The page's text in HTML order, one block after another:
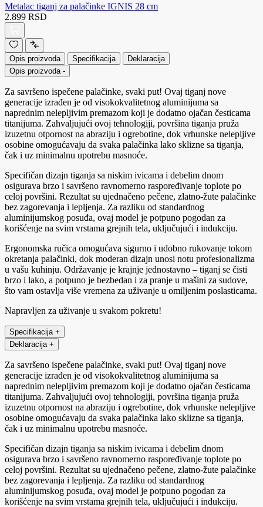
Metalac tiganj za palačinke IGNIS 28 cm
2.899 RSD
Opis proizvoda Specifikacija
Deklaracija
Opis proizvoda -
Za savršeno ispečene palačinke, svaki put! Ovaj tiganj nove
generacije izrađen je od visokokvalitetnog aluminijuma sa
naprednim nelepljivim premazom koji je dodatno ojačan česticama
titanijuma. Zahvaljujući ovoj tehnologiji, površina tiganja pruža
izuzetnu otpornost na abraziju i ogrebotine, dok vrhunske nelepljive
osobine omogućavaju da svaka palačinka lako sklizne sa tiganja,
čak i uz minimalnu upotrebu masnoće.
Specifičan dizajn tiganja sa niskim ivicama i debelim dnom
osigurava brzo i savršeno ravnomerno raspoređivanje toplote po
celoj površini. Rezultat su ujednačeno pečene, zlatno-žute palačinke
bez zagorevanja i lepljenja. Za razliku od standardnog
aluminijumskog posuđa, ovaj model je potpuno pogodan za
korišćenje na svim vrstama grejnih tela, uključujući i indukciju.
Ergonomska ručica omogućava sigurno i udobno rukovanje tokom
okretanja palačinki, dok moderan dizajn unosi notu profesionalizma
u vašu kuhinju. Održavanje je krajnje jednostavno – tiganj se čisti
brzo i lako, a potpuno je bezbedan i za pranje u mašini za sudove,
što vam ostavlja više vremena za uživanje u omiljenim poslasticama.
Napravljen za uživanje u svakom pokretu!
Specifikacija +
Deklaracija +
Za savršeno ispečene palačinke, svaki put! Ovaj tiganj nove
generacije izrađen je od visokokvalitetnog aluminijuma sa
naprednim nelepljivim premazom koji je dodatno ojačan česticama
titanijuma. Zahvaljujući ovoj tehnologiji, površina tiganja pruža
izuzetnu otpornost na abraziju i ogrebotine, dok vrhunske nelepljive
osobine omogućavaju da svaka palačinka lako sklizne sa tiganja,
čak i uz minimalnu upotrebu masnoće.
Specifičan dizajn tiganja sa niskim ivicama i debelim dnom
osigurava brzo i savršeno ravnomerno raspoređivanje toplote po
celoj površini. Rezultat su ujednačeno pečene, zlatno-žute palačinke
bez zagorevanja i lepljenja. Za razliku od standardnog
aluminijumskog posuđa, ovaj model je potpuno pogodan za
korišćenje na svim vrstama grejnih tela, uključujući i indukciju.